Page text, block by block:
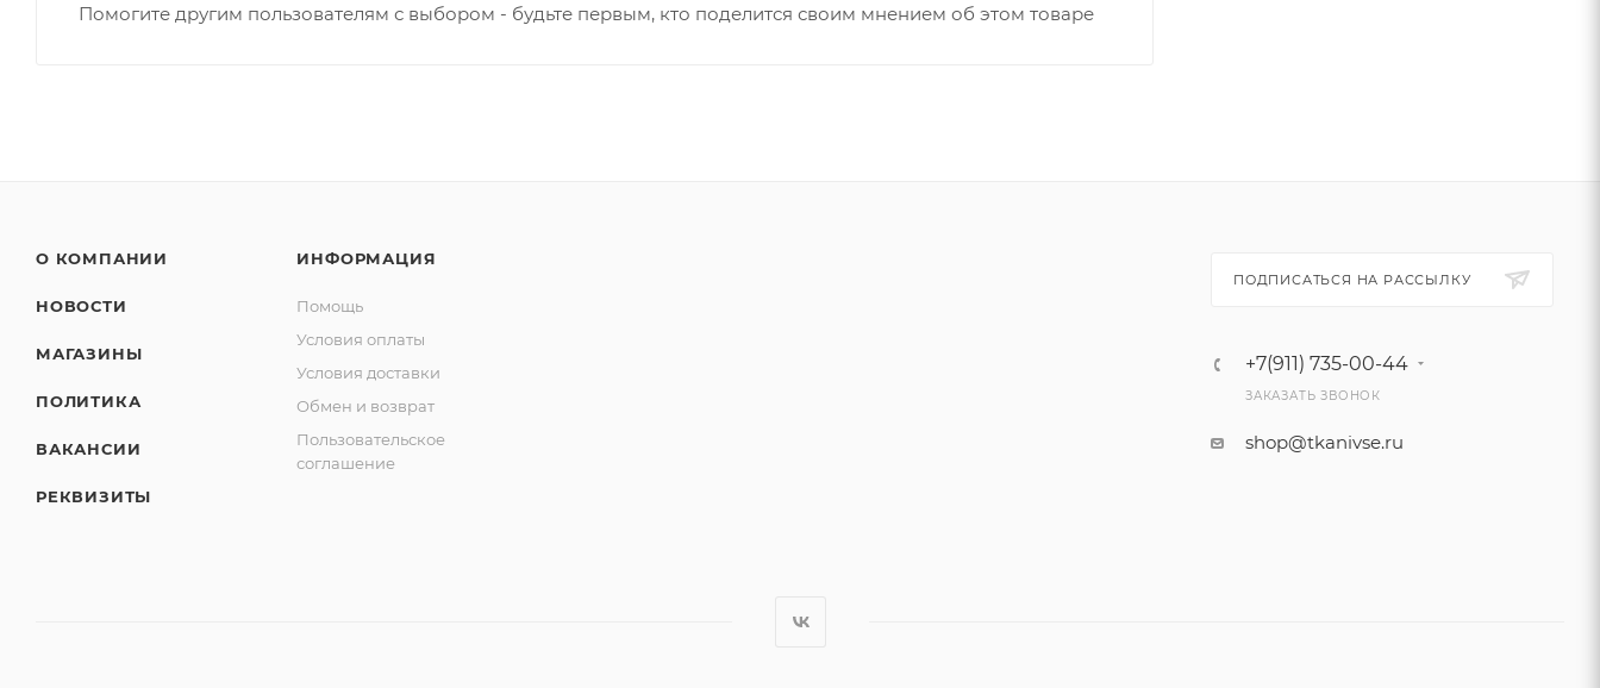
Помогите другим пользователям с выбором - будьте первым, кто поделится своим мнением об этом товаре
О КОМПАНИИ
НОВОСТИ
МАГАЗИНЫ
ПОЛИТИКА
ВАКАНСИИ
РЕКВИЗИТЫ
ИНФОРМАЦИЯ
Помощь
Условия оплаты
Условия доставки
Обмен и возврат
Пользовательское
соглашение
ПОДПИСАТЬСЯ НА РАССЫЛКУ
+7(911) 735-00-44
ЗАКАЗАТЬ ЗВОНОК
shop@tkanivse.ru